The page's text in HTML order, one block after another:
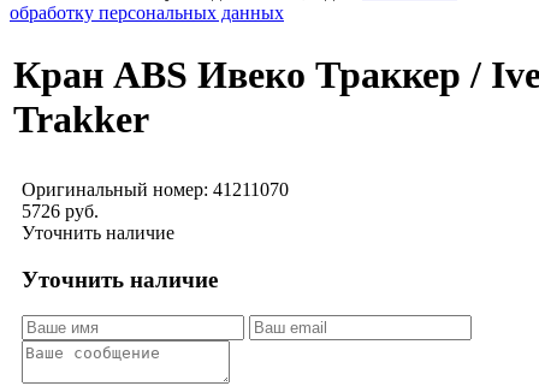
обработку персональных данных
Кран ABS Ивеко Траккер /
Trakker
Оригинальный номер: 41211070
5726 руб.
Уточнить наличие
Уточнить наличие